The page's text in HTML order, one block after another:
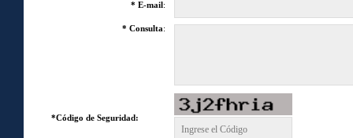
* E-mail :
* Consulta:
*Código de Seguridad: